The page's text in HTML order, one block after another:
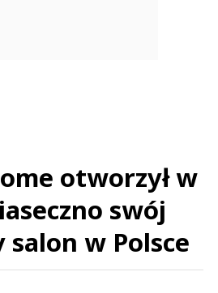
otworzył w
swój
w Polsce